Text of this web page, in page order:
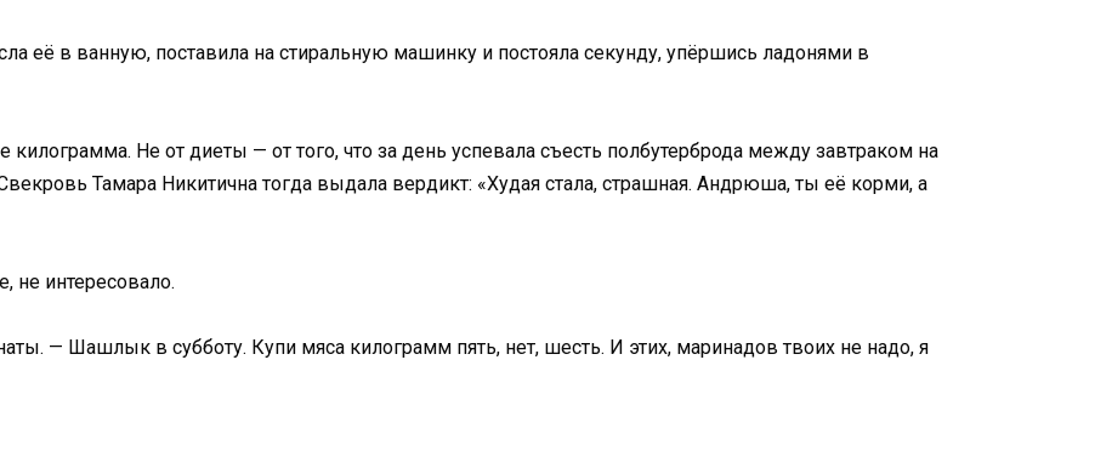
её в ванную, поставила на стиральную машинку и постояла секунду, упёршись ладонями в
килограмма. Не от диеты — от того, что за день успевала съесть полбутерброда между завтраком на
Тамара Никитична тогда выдала вердикт: «Худая стала, страшная. Андрюша, ты её корми, а
не интересовало.
— Шашлык в субботу. Купи мяса килограмм пять, нет, шесть. И этих, маринадов твоих не надо, я